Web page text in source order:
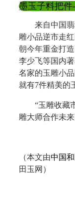
墨玉子料把件
来自中国翡
雕小品逆市走
朝今年重金打
李少飞等国内
名家的玉雕小
就有7件精美的
“玉雕收藏市
雕大师合作未
（本文由中国
田玉网）